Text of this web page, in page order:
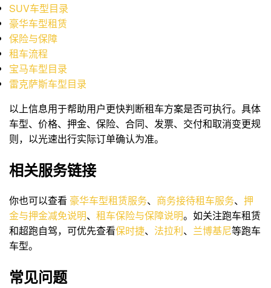
SUV车型目录
豪华车型租赁
保险与保障
租车流程
宝马车型目录
雷克萨斯车型目录
以上信息用于帮助用户更快判断租车方案是否可执行。具体
车型、价格、押金、保险、合同、发票、交付和取消变更规
则，以光速出行实际订单确认为准。
相关服务链接
你也可以查看 豪华车型租赁服务、 商务接待租车服务、 押
金与押金减免说明、 租车保险与保障说明。如关注跑车租赁
和超跑自驾，可优先查看保时捷、 法拉利、 兰博基尼等跑车
车型。
常见问题